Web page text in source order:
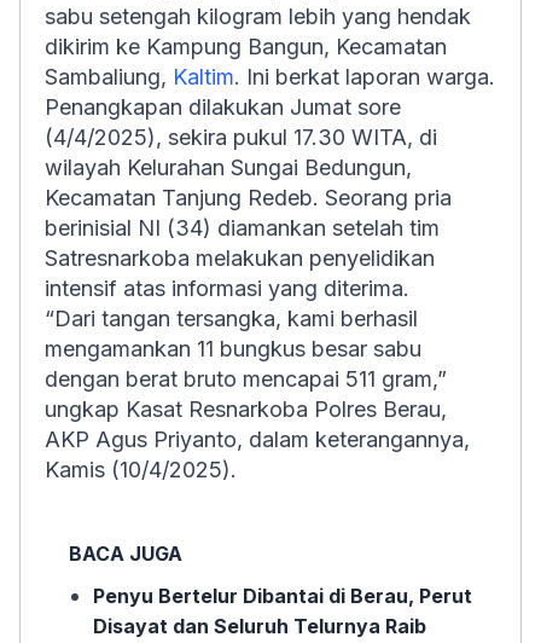
sabu setengah kilogram lebih yang hendak
dikirim ke Kampung Bangun, Kecamatan
Sambaliung, Kaltim. Ini berkat laporan warga.
Penangkapan dilakukan Jumat sore
(4/4/2025), sekira pukul 17.30 WITA, di
wilayah Kelurahan Sungai Bedungun,
Kecamatan Tanjung Redeb. Seorang pria
berinisial NI (34) diamankan setelah tim
Satresnarkoba melakukan penyelidikan
intensif atas informasi yang diterima.
“Dari tangan tersangka, kami berhasil
mengamankan 11 bungkus besar sabu
dengan berat bruto mencapai 511 gram,”
ungkap Kasat Resnarkoba Polres Berau,
AKP Agus Priyanto, dalam keterangannya,
Kamis (10/4/2025).
BACA JUGA
Penyu Bertelur Dibantai di Berau, Perut
Disayat dan Seluruh Telurnya Raib